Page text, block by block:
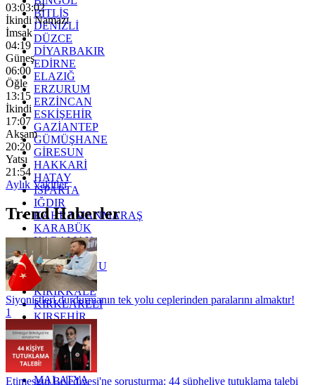
BİTLİS
DENİZLİ
DÜZCE
DİYARBAKIR
EDİRNE
ELAZIĞ
ERZURUM
ERZİNCAN
ESKİŞEHİR
GAZİANTEP
GÜMÜŞHANE
GİRESUN
HAKKARİ
HATAY
ISPARTA
IĞDIR
KAHRAMANMARAŞ
KARABÜK
KARAMAN
KARS
KASTAMONU
KAYSERİ
KIRIKKALE
KIRKLARELİ
KIRŞEHİR
KOCAELİ
KONYA
KÜTAHYA
KİLİS
MALATYA
03:03:00
İkindi Namazı
İmsak
04:19
Güneş
06:00
Öğle
13:15
İkindi
17:07
Akşam
20:20
Yatsı
21:54
Aylık Vakitler
Trend Haberler
Siyonistleri durdurmanın tek yolu ceplerinden paralarını almaktır!
1
Etimesgut Belediyesi'ne soruşturma: 44 şüpheliye tutuklama talebi